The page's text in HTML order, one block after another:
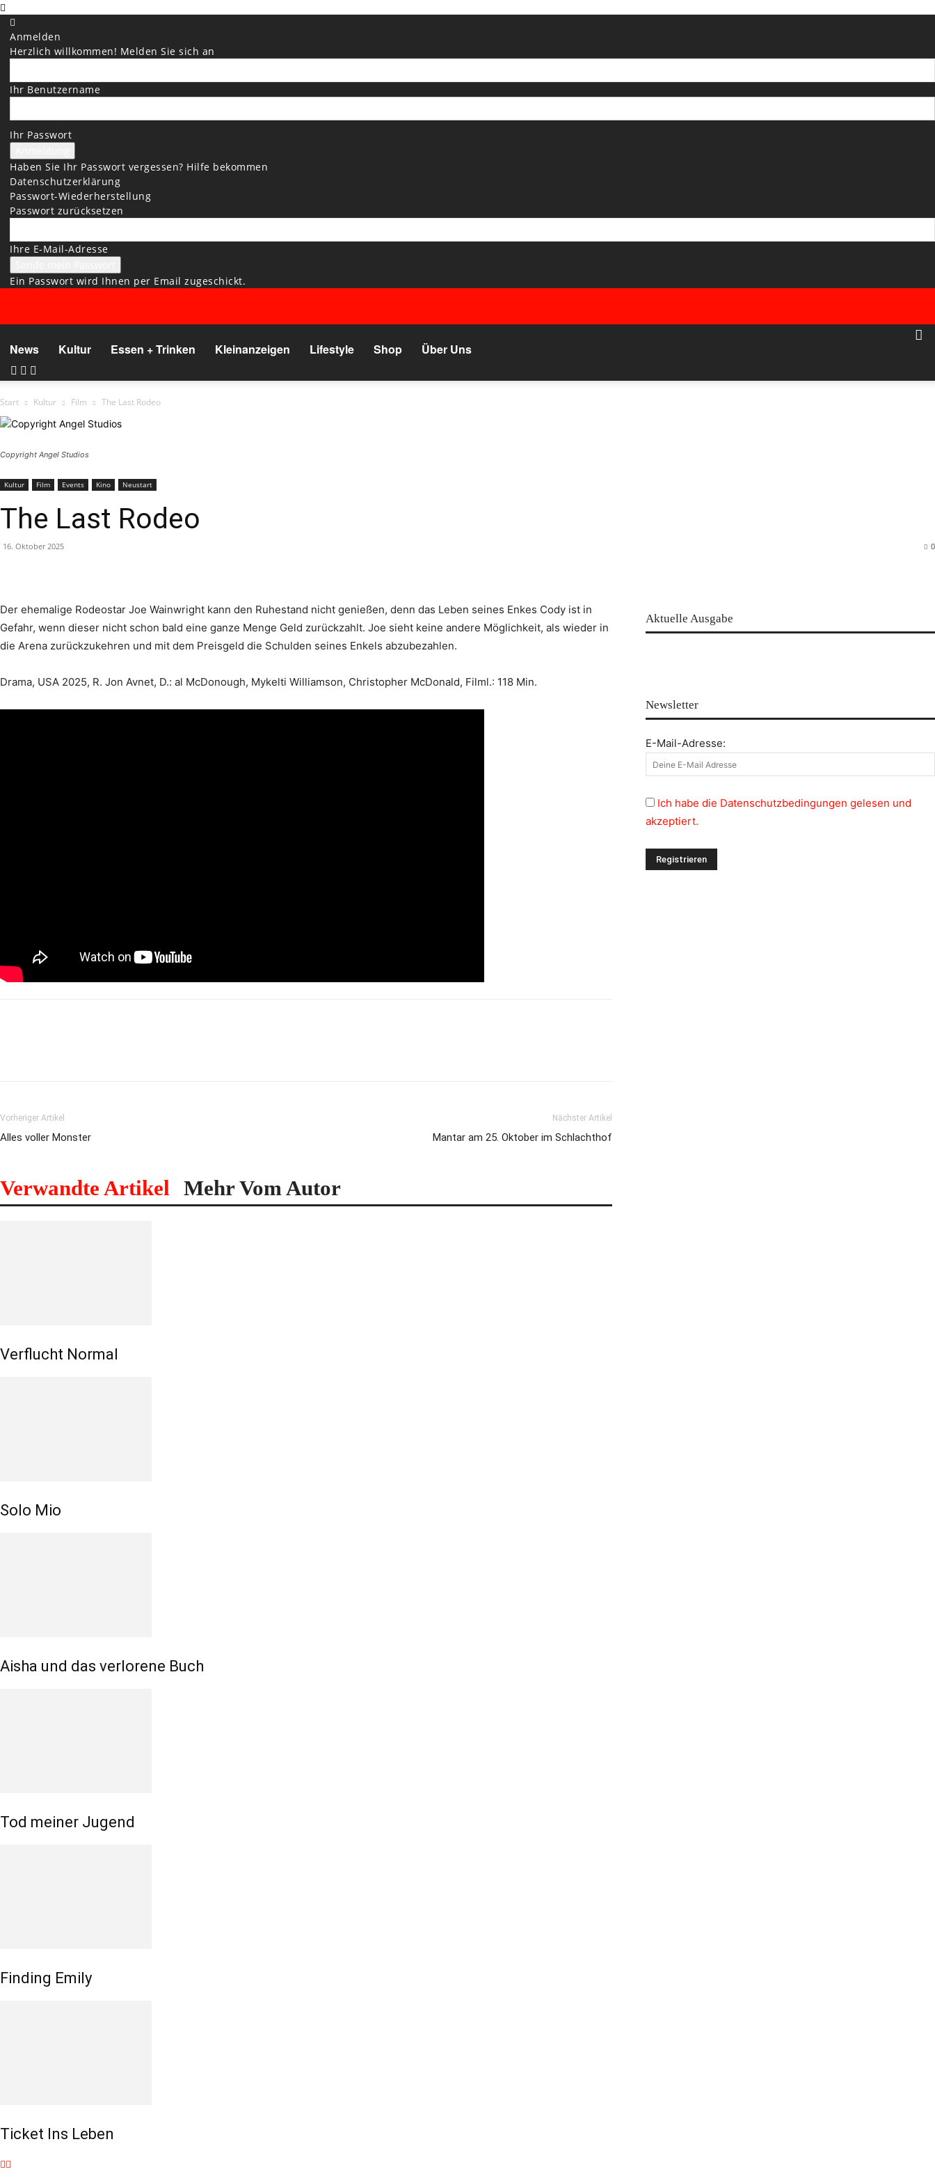
Anmelden
Herzlich willkommen! Melden Sie sich an
Ihr Benutzername
Ihr Passwort
Haben Sie Ihr Passwort vergessen? Hilfe bekommen
Datenschutzerklärung
Passwort-Wiederherstellung
Passwort zurücksetzen
Ihre E-Mail-Adresse
Ein Passwort wird Ihnen per Email zugeschickt.
News Kultur Essen + Trinken Kleinanzeigen Lifestyle Shop Über Uns
Start Kultur Film The Last Rodeo
Copyright Angel Studios
Kultur Film Events Kino Neustart
The Last Rodeo
16. Oktober 2025 0
Der ehemalige Rodeostar Joe Wainwright kann den Ruhestand nicht genießen, denn das Leben seines Enkes Cody ist in
Gefahr, wenn dieser nicht schon bald eine ganze Menge Geld zurückzahlt. Joe sieht keine andere Möglichkeit, als wieder in
die Arena zurückzukehren und mit dem Preisgeld die Schulden seines Enkels abzubezahlen.
Drama, USA 2025, R. Jon Avnet, D.: al McDonough, Mykelti Williamson, Christopher McDonald, Filml.: 118 Min.
Vorheriger Artikel
Alles voller Monster
Nächster Artikel
Mantar am 25. Oktober im Schlachthof
Verwandte Artikel Mehr Vom Autor
Verflucht Normal
Solo Mio
Aisha und das verlorene Buch
Tod meiner Jugend
Finding Emily
Ticket Ins Leben
Aktuelle Ausgabe
Newsletter
E-Mail-Adresse:
Ich habe die Datenschutzbedingungen gelesen und
akzeptiert.